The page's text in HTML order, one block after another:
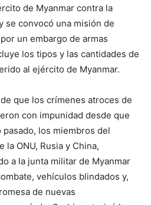
de Myanmar contra la
se convocó una misión de
un embargo de armas
los tipos y las cantidades de
al ejército de Myanmar.
que los crímenes atroces de
con impunidad desde que
los miembros del
la ONU, Rusia y China,
a la junta militar de Myanmar
vehículos blindados y,
de nuevas